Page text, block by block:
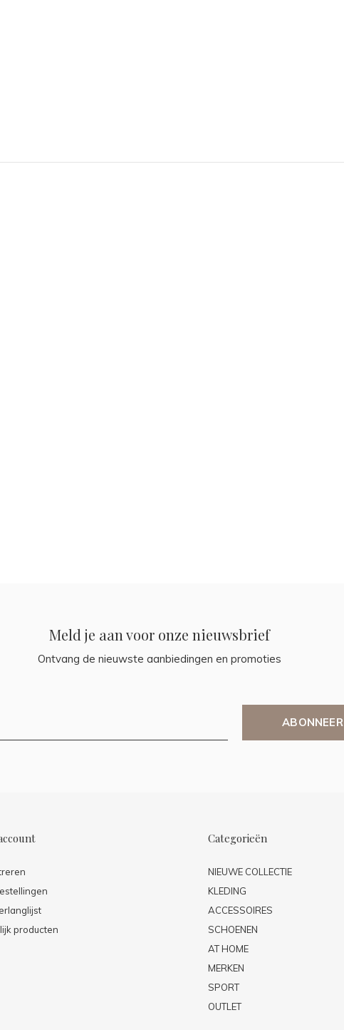
Meld je aan voor onze nieuwsbrief
Ontvang de nieuwste aanbiedingen en promoties
ABONNEER
producten
Categorieën
NIEUWE COLLECTIE
KLEDING
ACCESSOIRES
SCHOENEN
AT HOME
MERKEN
SPORT
OUTLET